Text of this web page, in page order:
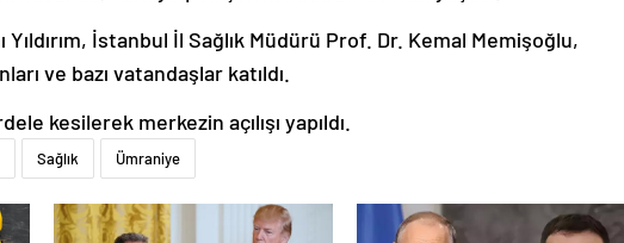
İstanbul İl Sağlık Müdürü Prof. Dr. Kemal Memişoğlu,
ve bazı vatandaşlar katıldı.
kesilerek merkezin açılışı yapıldı.
Sağlık Ümraniye